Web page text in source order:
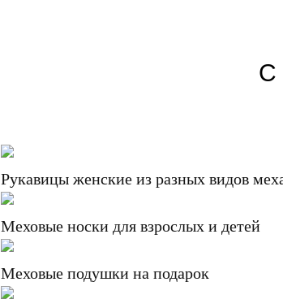
С
Рукавицы женские из разных видов
Меховые носки для взрослых и детей
Меховые подушки на подарок